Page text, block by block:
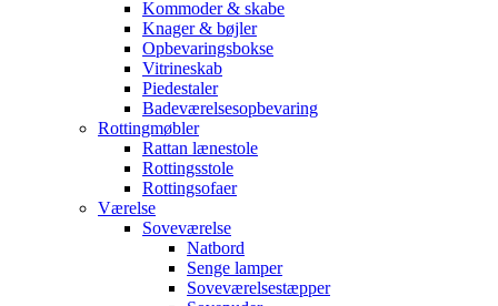
Kommoder & skabe
Knager & bøjler
Opbevaringsbokse
Vitrineskab
Piedestaler
Badeværelsesopbevaring
Rottingmøbler
Rattan lænestole
Rottingsstole
Rottingsofaer
Værelse
Soveværelse
Natbord
Senge lamper
Soveværelsestæpper